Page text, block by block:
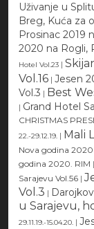
Uživanje u
Breg, Kuća za
Prosinac 2019
2020 na Rogli,
Hotel Vol.23 |
Vol.16 | Jesen
Vol.3 | Best
| Grand Hotel
CHRISTMAS
22.-29.12.19. | Mali
Nova godina
godina 2020. RIM |
Sarajevu Vol.56 |
Vol.3 |
u Sarajevu,
29.11.19.-15.04.20. |